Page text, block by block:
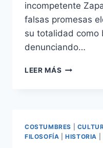
incompetente
falsas promesas
su totalidad como
denunciando…
LEER MÁS ESPAÑA
COSTUMBRES
FILOSOFÍA |HISTORIA